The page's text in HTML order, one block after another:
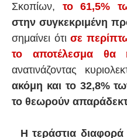
Σκοπίων, το 61,5%
στην συγκεκριμένη
σημαίνει ότι σε
το αποτέλεσμα θα
ανατινάζοντας
ακόμη και το 32,8%
το θεωρούν
Η τεράστια